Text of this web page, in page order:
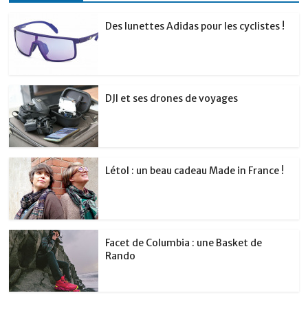
Des lunettes Adidas pour les cyclistes !
DJI et ses drones de voyages
Létol : un beau cadeau Made in France !
Facet de Columbia : une Basket de
Rando